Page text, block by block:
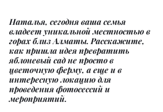
Наталья, сегодня ваша семья
владеет уникальной местностью в
горах близ Алматы. Расскажите,
как пришла идея превратить
яблоневый сад не просто в
цветочную ферму, а еще и в
интересную локацию для
проведения фотосессий и
мероприятий.